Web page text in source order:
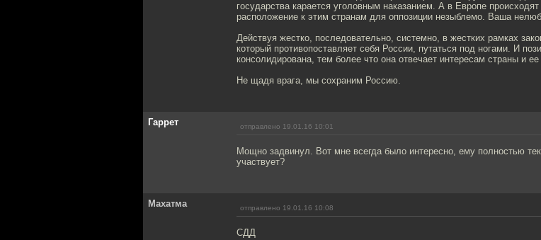
государства карается уголовным наказанием. А в Европе
расположение к этим странам для оппозиции незыблемо. Ваша
Действуя жестко, последовательно, системно, в жестких рамках
который противопоставляет себя России, путаться под ногами. И
консолидирована, тем более что она отвечает интересам страны и
Не щадя врага, мы сохраним Россию.
Гаррет отправлено 19.01.16 10:01
Мощно задвинул. Вот мне всегда было интересно, ему полностью
участвует?
Махатма отправлено 19.01.16 10:08
СДД